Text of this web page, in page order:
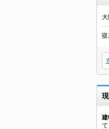
大
寝
建
て